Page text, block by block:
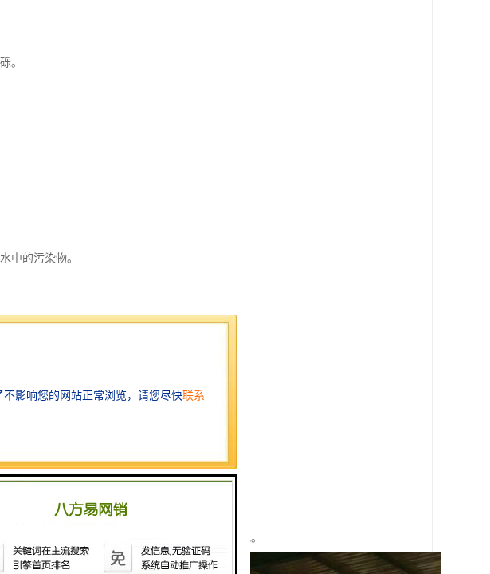
。
中的污染物。
少体积。
效率。
要求进行合理配置，同时要符合当地的环保法规。